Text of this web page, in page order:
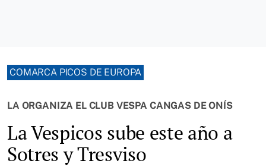
COMARCA PICOS DE EUROPA
LA ORGANIZA EL CLUB VESPA CANGAS DE ONÍS
La Vespicos sube este año a
Sotres y Tresviso